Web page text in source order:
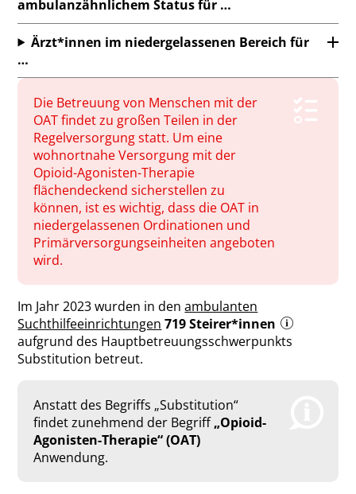
ambulanzähnlichem Status für …
Ärzt*innen im niedergelassenen Bereich für
…
Die Betreuung von Menschen mit der
OAT findet zu großen Teilen in der
Regelversorgung statt. Um eine
wohnortnahe Versorgung mit der
Opioid-Agonisten-Therapie
flächendeckend sicherstellen zu
können, ist es wichtig, dass die OAT in
niedergelassenen Ordinationen und
Primärversorgungseinheiten angeboten
wird.
Im Jahr 2023 wurden in denambulanten
Suchthilfeeinrichtungen 719 Steirer*innen
aufgrund des Hauptbetreuungsschwerpunkts
Substitution betreut.
Anstatt des Begriffs „Substitution“
findet zunehmend der Begriff„Opioid-
Agonisten-Therapie“ (OAT)
Anwendung.